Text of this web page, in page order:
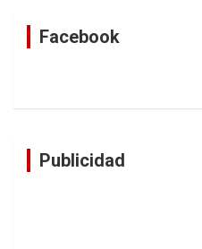
Facebook
Publicidad